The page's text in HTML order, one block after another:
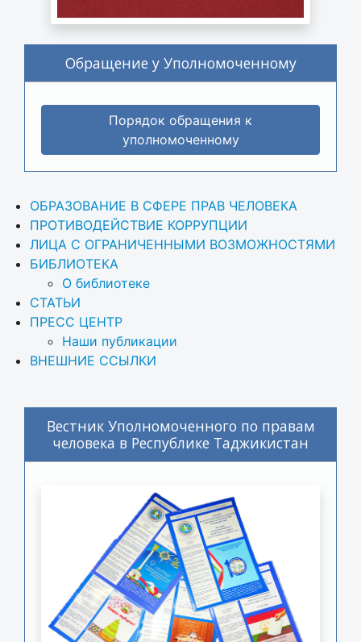
Обращение у Уполномоченному
Порядок обращения к
уполномоченному
ОБРАЗОВАНИЕ В СФЕРЕ ПРАВ ЧЕЛОВЕКА
ПРОТИВОДЕЙСТВИЕ КОРРУПЦИИ
ЛИЦА С ОГРАНИЧЕННЫМИ ВОЗМОЖНОСТЯМИ
БИБЛИОТЕКА
О библиотеке
СТАТЬИ
ПРЕСС ЦЕНТР
Наши публикации
ВНЕШНИЕ ССЫЛКИ
Вестник Уполномоченного по правам
человека в Республике Таджикистан